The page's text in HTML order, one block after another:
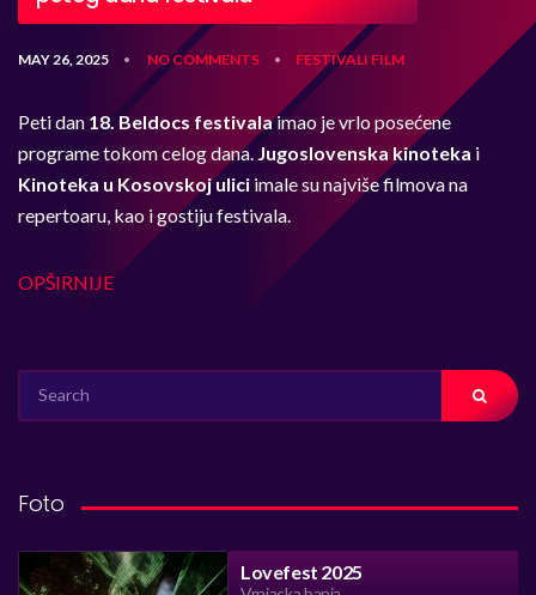
MAY 26, 2025 • NO COMMENTS • FESTIVALI FILM
Peti dan 18. Beldocs festivalaimao je vrlo posećene
programe tokom celog dana. Jugoslovenska kinoteka i
Kinoteka u Kosovskoj ulici imale su najviše filmova na
repertoaru, kao i gostiju festivala.
OPŠIRNIJE
FOR:
Foto
Lovefest 2025